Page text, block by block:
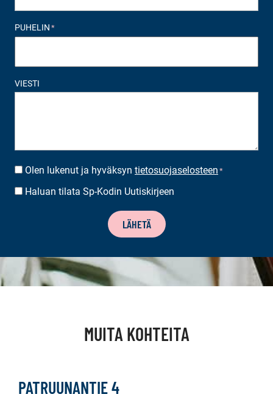
PUHELIN *
VIESTI
SUOSTUMUS*
Olen lukenut ja hyväksyn tietosuojaselosteen *
UUTISKIRJEEN
Haluan tilata Sp-Kodin Uutiskirjeen
LÄHETÄ
MUITA KOHTEITA
PATRUUNANTIE 4